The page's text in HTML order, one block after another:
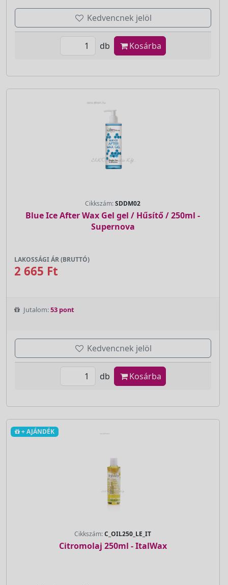
Kedvencnek jelöl
db Kosárba
Cikkszám:SDDM02
Blue Ice After Wax Gel gel / Hűsítő / 250ml -
Supernova
LAKOSSÁGI ÁR (BRUTTÓ)
2 665 Ft
Jutalom:53 pont
Kedvencnek jelöl
db Kosárba
+ AJÁNDÉK
Cikkszám:C_OIL250_LE_IT
Citromolaj 250ml - ItalWax